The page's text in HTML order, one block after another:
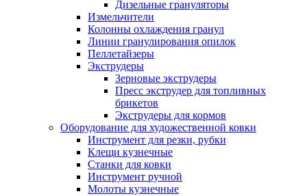
Дизельные грануляторы
Измельчители
Колонны охлаждения гранул
Линии гранулирования опилок
Пеллетайзеры
Экструдеры
Зерновые экструдеры
Пресс экструдер для топливных
брикетов
Экструдеры для кормов
Оборудование для художественной ковки
Инструмент для резки, рубки
Клещи кузнечные
Станки для ковки
Инструмент ручной
Молоты кузнечные